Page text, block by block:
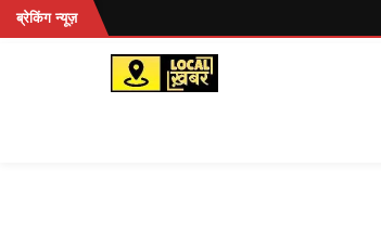
Skip
to
ब्रेकिंग न्यूज़